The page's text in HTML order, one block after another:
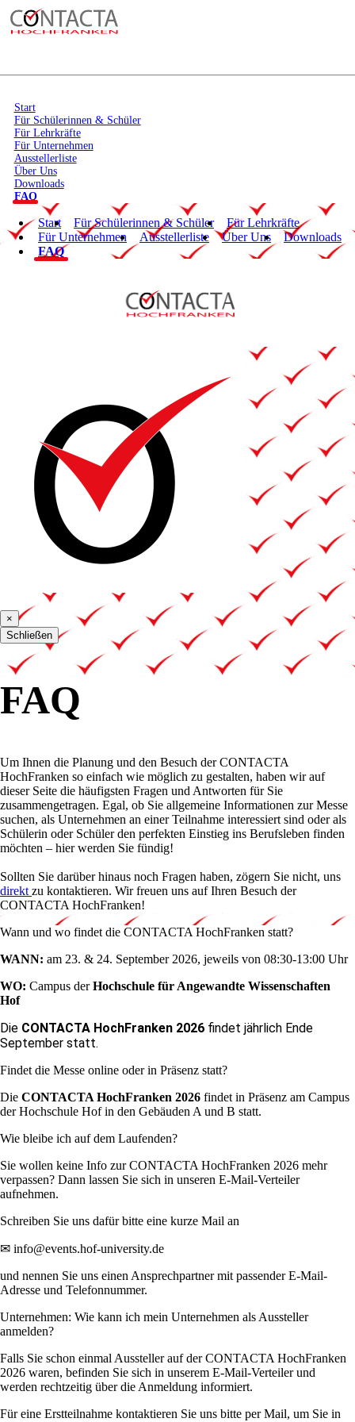
Start
Für Schülerinnen & Schüler
Für Lehrkräfte
Für Unternehmen
Ausstellerliste
Über Uns
Downloads
FAQ
Start Für Schülerinnen & Schüler
Für Lehrkräfte
Für Unternehmen
Ausstellerliste Über Uns
Downloads
FAQ
×
Schließen
FAQ
Um Ihnen die Planung und den Besuch der CONTACTA
HochFranken so einfach wie möglich zu gestalten, haben wir auf
dieser Seite die häufigsten Fragen und Antworten für Sie
zusammengetragen. Egal, ob Sie allgemeine Informationen zur Messe
suchen, als Unternehmen an einer Teilnahme interessiert sind oder als
Schülerin oder Schüler den perfekten Einstieg ins Berufsleben finden
möchten – hier werden Sie fündig!
Sollten Sie darüber hinaus noch Fragen haben, zögern Sie nicht, uns
direkt zu kontaktieren. Wir freuen uns auf Ihren Besuch der
CONTACTA HochFranken!
Wann und wo findet die CONTACTA HochFranken statt?
WANN: am 23. & 24. September 2026, jeweils von 08:30-13:00 Uhr
WO: Campus derHochschule für Angewandte Wissenschaften
Hof
Die CONTACTA HochFranken 2026 findet jährlich Ende
September statt.
Findet die Messe online oder in Präsenz statt?
Die CONTACTA HochFranken 2026 findet in Präsenz am Campus
der Hochschule Hof in den Gebäuden A und B statt.
Wie bleibe ich auf dem Laufenden?
Sie wollen keine Info zur CONTACTA HochFranken 2026 mehr
verpassen? Dann lassen Sie sich in unseren E-Mail-Verteiler
aufnehmen.
Schreiben Sie uns dafür bitte eine kurze Mail an
✉ info@events.hof-university.de
und nennen Sie uns einen Ansprechpartner mit passender E-Mail-
Adresse und Telefonnummer.
Unternehmen: Wie kann ich mein Unternehmen als Aussteller
anmelden?
Falls Sie schon einmal Aussteller auf der CONTACTA HochFranken
2026 waren, befinden Sie sich in unserem E-Mail-Verteiler und
werden rechtzeitig über die Anmeldung informiert.
Für eine Erstteilnahme kontaktieren Sie uns bitte per Mail, um Sie in